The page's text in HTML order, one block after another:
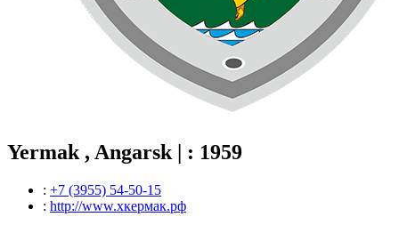
Yermak , Angarsk | : 1959
: +7 (3955) 54-50-15
: http://www.хкермак.рф